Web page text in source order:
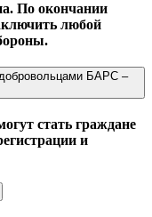
По окончании
любой
добровольцами БАРС –
стать граждане
и